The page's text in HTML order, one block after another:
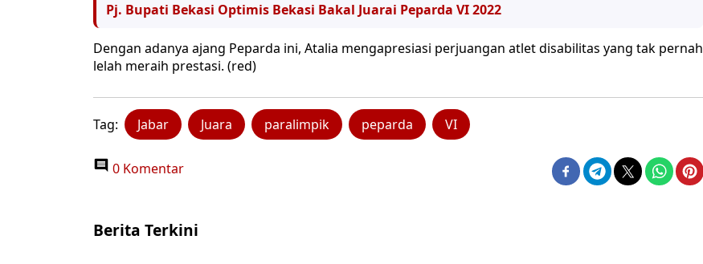
Pj. Bupati Bekasi Optimis Bekasi Bakal Juarai Peparda VI 2022
Dengan adanya ajang Peparda ini, Atalia mengapresiasi perjuangan atlet disabilitas yang tak pernah
lelah meraih prestasi. (red)
Tag: Jabar Juara paralimpik peparda VI
0 Komentar
Berita Terkini